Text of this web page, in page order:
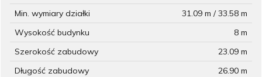
Min. wymiary działki
31.09 m / 33.58 m
Wysokość budynku
8 m
Szerokość zabudowy
23.09 m
Długość zabudowy
26.90 m